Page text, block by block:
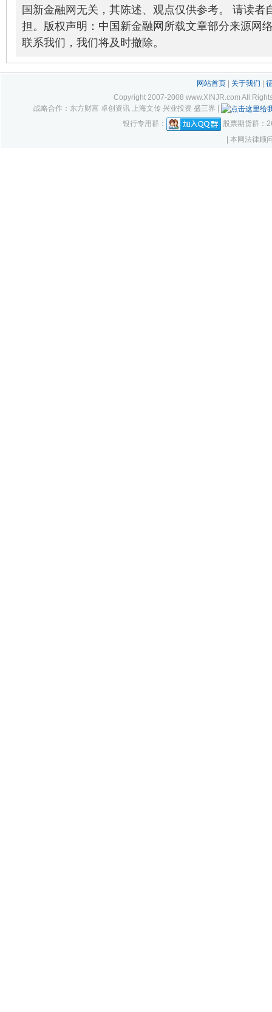
国新金融网无关，其陈述、观点仅供参考。 请读者
担。版权声明：中国新金融网所载文章部分来源网
联系我们，我们将及时撤除。
网站首页| 关于我们
Copyright 2007-2008 www.XINJR.com All
战略合作：东方财富 卓创资讯 上海文传 兴业投资 盛三界 |
银行专用群：
股票期货群：
| 本网法律顾